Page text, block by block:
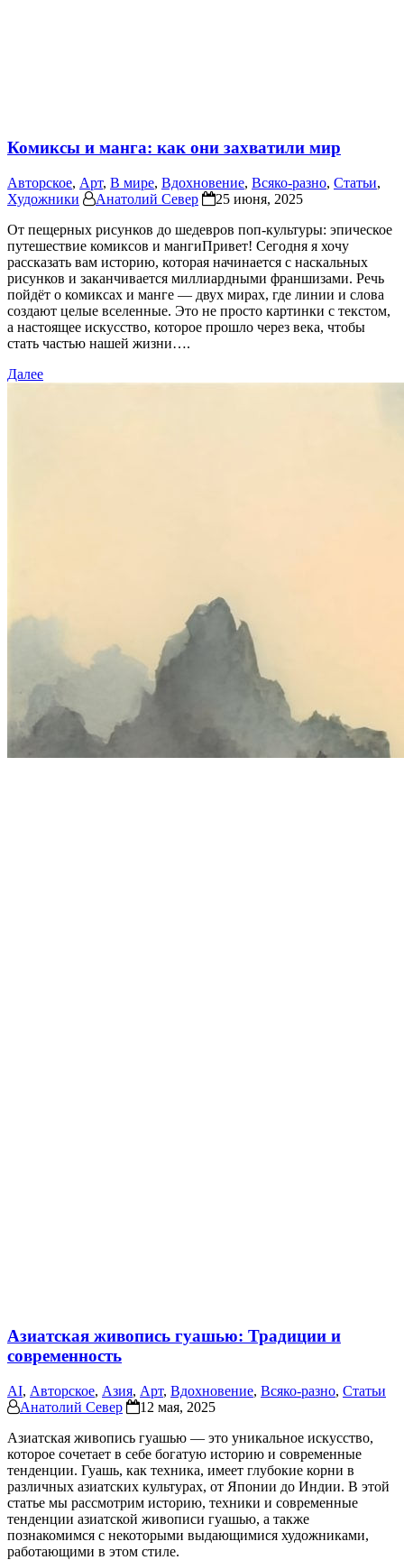
Комиксы и манга: как они захватили мир
Авторское, Арт, В мире, Вдохновение, Всяко-разно, Статьи,
Художники
Анатолий Север
25 июня, 2025
От пещерных рисунков до шедевров поп-культуры: эпическое
путешествие комиксов и мангиПривет! Сегодня я хочу
рассказать вам историю, которая начинается с наскальных
рисунков и заканчивается миллиардными франшизами. Речь
пойдёт о комиксах и манге — двух мирах, где линии и слова
создают целые вселенные. Это не просто картинки с текстом,
а настоящее искусство, которое прошло через века, чтобы
стать частью нашей жизни….
Далее
Азиатская живопись гуашью: Традиции и
современность
AI, Авторское, Азия, Арт, Вдохновение, Всяко-разно, Статьи
Анатолий Север
12 мая, 2025
Азиатская живопись гуашью — это уникальное искусство,
которое сочетает в себе богатую историю и современные
тенденции. Гуашь, как техника, имеет глубокие корни в
различных азиатских культурах, от Японии до Индии. В этой
статье мы рассмотрим историю, техники и современные
тенденции азиатской живописи гуашью, а также
познакомимся с некоторыми выдающимися художниками,
работающими в этом стиле.